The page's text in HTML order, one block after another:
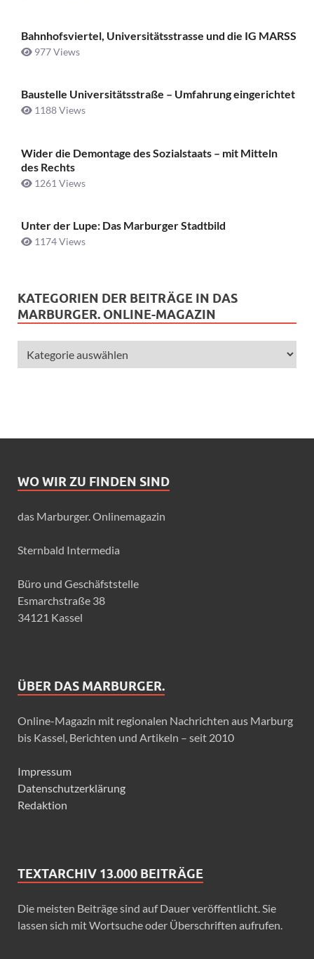
Bahnhofsviertel, Universitätsstrasse und die IG MARSS
977 Views
Baustelle Universitätsstraße ­– Umfahrung eingerichtet
1188 Views
Wider die Demontage des Sozialstaats – mit Mitteln
des Rechts
1261 Views
Unter der Lupe: Das Marburger Stadtbild
1174 Views
KATEGORIEN DER BEITRÄGE IN DAS
MARBURGER. ONLINE-MAGAZIN
WO WIR ZU FINDEN SIND
das Marburger. Onlinemagazin
Sternbald Intermedia
Büro und Geschäfststelle
Esmarchstraße 38
34121 Kassel
ÜBER DAS MARBURGER.
Online-Magazin mit regionalen Nachrichten aus Marburg
bis Kassel, Berichten und Artikeln – seit 2010
Impressum
Datenschutzerklärung
Redaktion
TEXTARCHIV 13.000 BEITRÄGE
Die meisten Beiträge sind auf Dauer veröffentlicht. Sie
lassen sich mit Wortsuche oder Überschriften aufrufen.